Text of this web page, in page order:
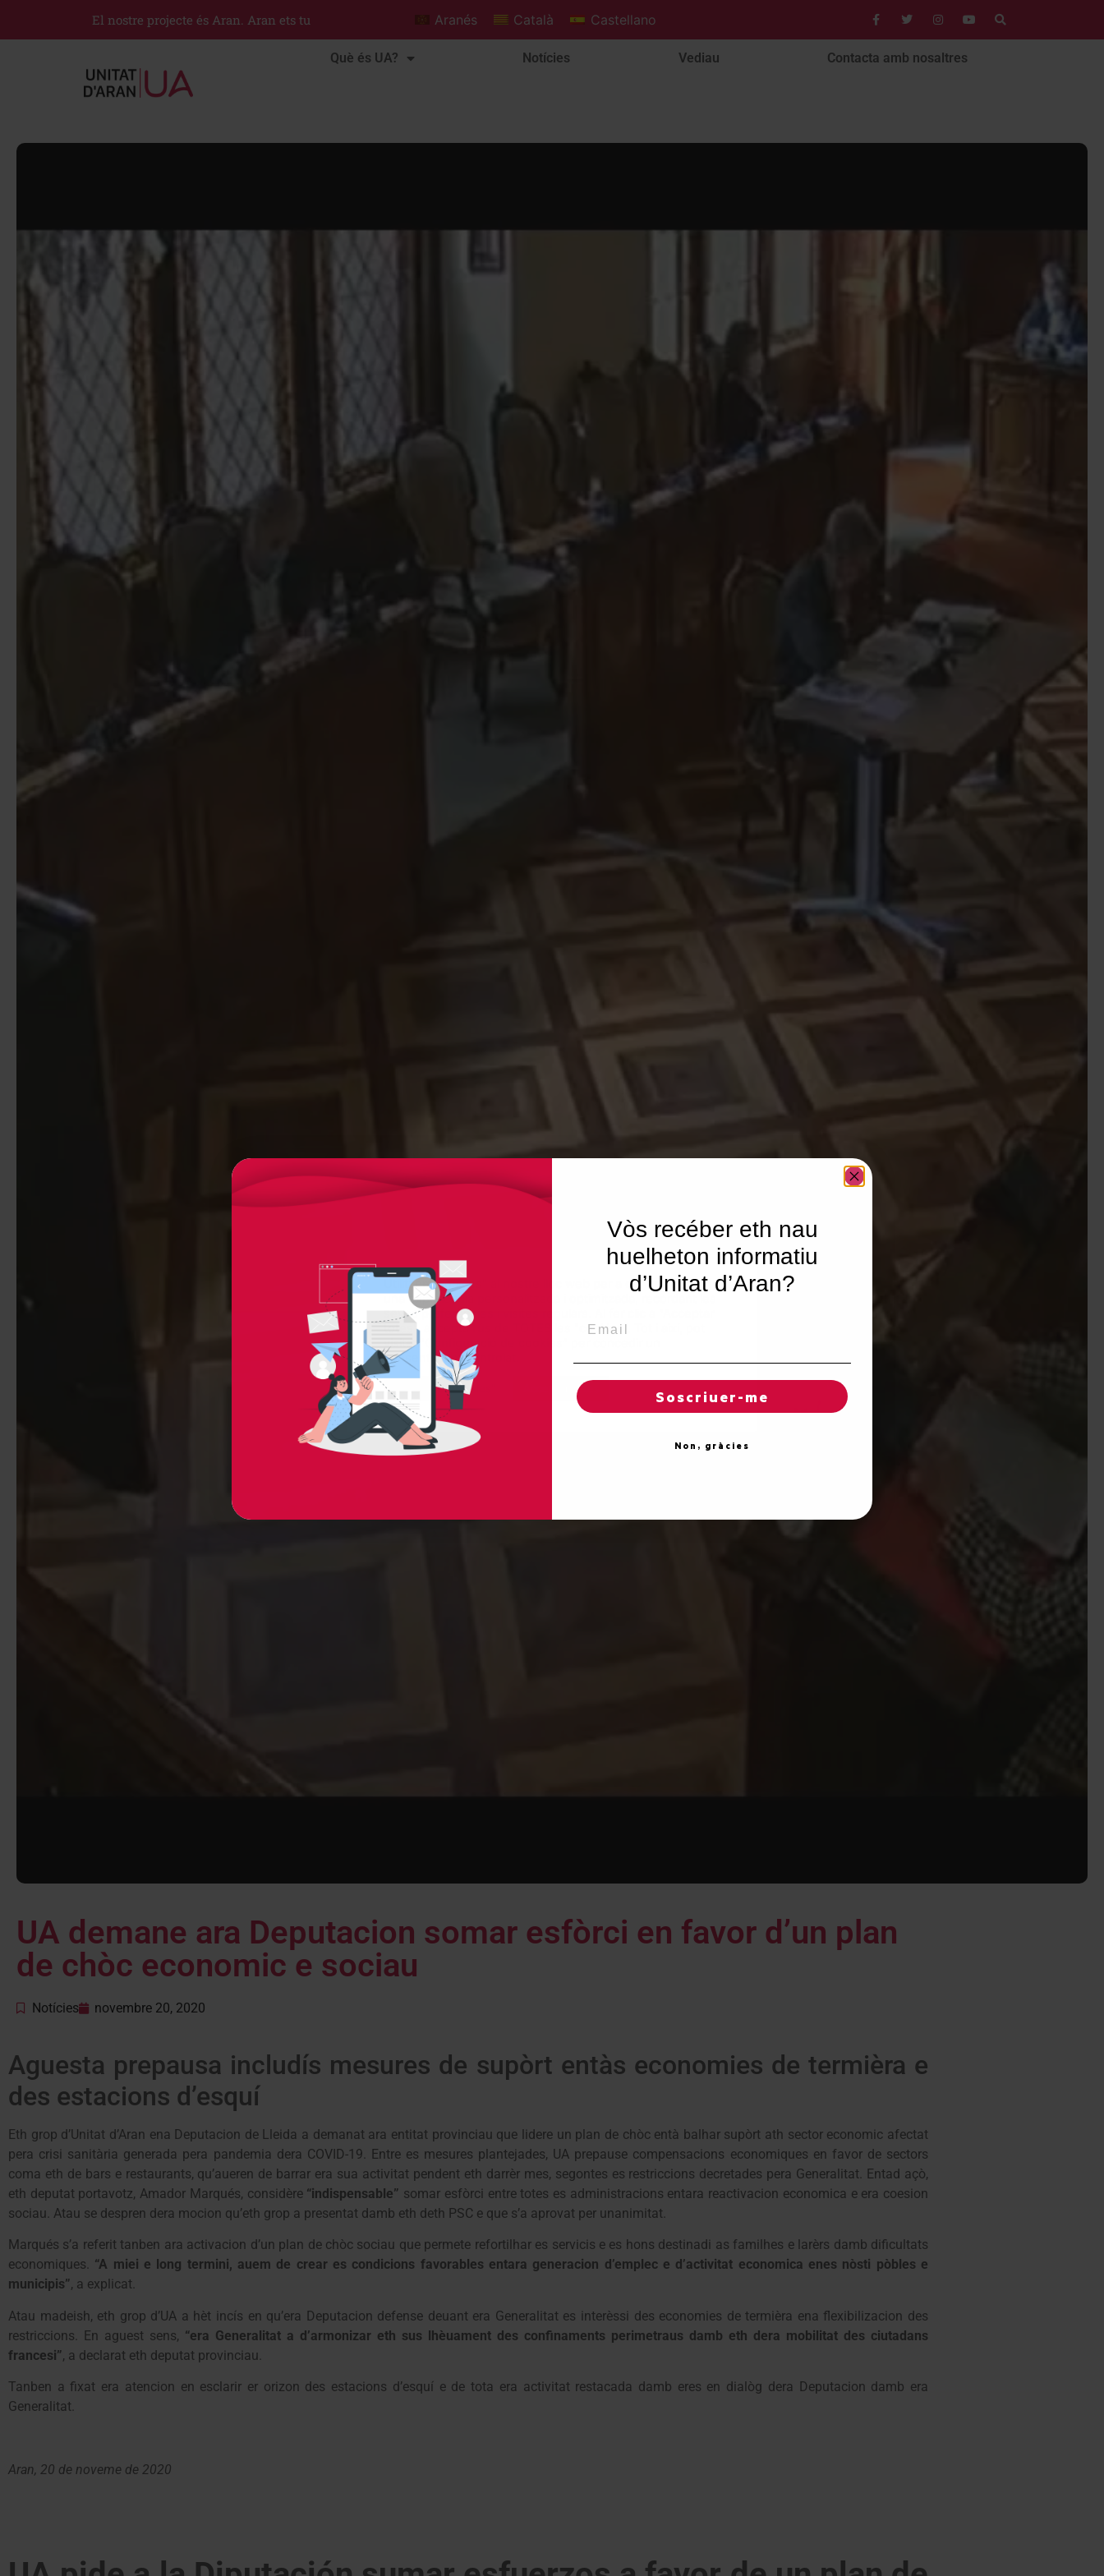
El nostre projecte és Aran. Aran ets tu Aranés Català Castellano
Què és UA? Notícies Vediau Contacta amb nosaltres
UA demane ara Deputacion somar esfòrci en favor d’un plan
de chòc economic e sociau
Notícies novembre 20, 2020
Aguesta prepausa includís mesures de supòrt entàs economies de termièra e
des estacions d’esquí
Eth grop d’Unitat d’Aran ena Deputacion de Lleida a demanat ara entitat provinciau que lidere un plan de chòc entà balhar supòrt ath sector economic afectat
pera crisi sanitària generada pera pandemia dera COVID-19. Entre es mesures plantejades, UA prepause compensacions economiques en favor de sectors
coma eth de bars e restaurants, qu’aueren de barrar era sua activitat pendent eth darrèr mes, segontes es restriccions decretades pera Generalitat. Entad açò,
eth deputat portavotz, Amador Marqués, considère “indispensable” somar esfòrci entre totes es administracions entara reactivacion economica e era coesion
sociau. Atau se despren dera mocion qu’eth grop a presentat damb eth deth PSC e que s’a aprovat per unanimitat.
Marqués s’a referit tanben ara activacion d’un plan de chòc sociau que permete refortilhar es servicis e es hons destinadi as familhes e larèrs damb dificultats
economiques. “A miei e long termini, auem de crear es condicions favorables entara generacion d’emplec e d’activitat economica enes nòsti pòbles e
municipis”, a explicat.
Atau madeish, eth grop d’UA a hèt incís en qu’era Deputacion defense deuant era Generalitat es interèssi des economies de termièra ena flexibilizacion des
restriccions. En aguest sens, “era Generalitat a d’armonizar eth sus lhèuament des confinaments perimetraus damb eth dera mobilitat des ciutadans
francesi”, a declarat eth deputat provinciau.
Tanben a fixat era atencion en esclarir er orizon des estacions d’esquí e de tota era activitat restacada damb eres en dialòg dera Deputacion damb era
Generalitat.
Aran, 20 de noveme de 2020
Utilitzem"cookies" al nostre lloc web per a donar a l'usuari
una experiència personalitzada i optimitzada, recordant les
seves preferències i visites regulars. Al fer clic a "Acceptar
totes", accepta l'ús de TOTES les "cookies". Tot i així, pot
visitar "Configuració de cookies" per concedir un
consentiment controlat.
Regles de "cookies" Acceptar totes
Vòs recéber eth nau
huelheton informatiu
d’Unitat d’Aran?
Soscriuer-me
Non, gràcies